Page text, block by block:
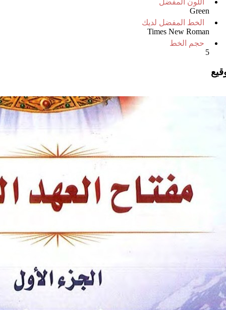
اللون المفضل
Green
الخط المفضل لديك
Times New Roman
حجم الخط
5